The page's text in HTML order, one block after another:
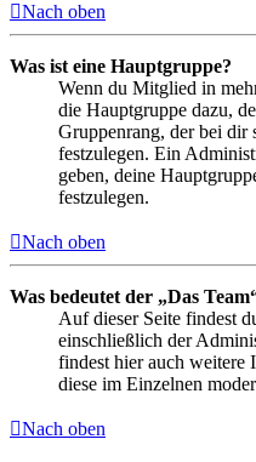
Nach oben
Was ist eine Hauptgruppe?
Wenn du Mitglied in
die Hauptgruppe dazu,
Gruppenrang, der bei dir
festzulegen. Ein
geben, deine
festzulegen.
Nach oben
Was bedeutet der „Das
Auf dieser Seite findest
einschließlich der
findest hier auch weitere
diese im Einzelnen
Nach oben